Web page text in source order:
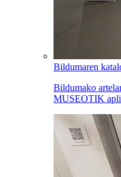
Bildumaren
Bildumako
MUSEOTIK